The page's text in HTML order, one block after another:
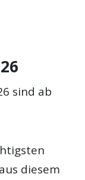
sind ab
diesem